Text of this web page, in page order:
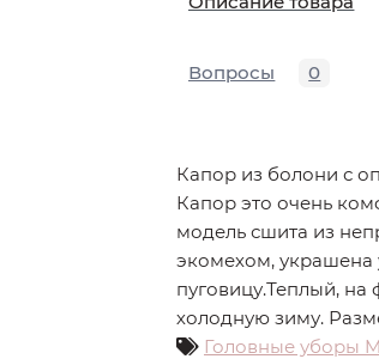
Вопросы 0
Капор из болони с
Капор это очень
модель сшита из
экомехом, украшена
пуговицу.Теплый,
холодную зиму.
Головные уборы